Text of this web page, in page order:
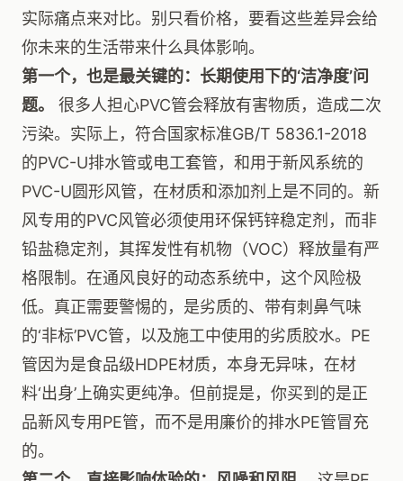
实际痛点来对比。别只看价格，要看这些差异会给
你未来的生活带来什么具体影响。
第一个，也是最关键的：长期使用下的‘洁净度’问
题。
很多人担心PVC管会释放有害物质，造成二次
污染。实际上，符合国家标准GB/T 5836.1-2018
的PVC-U排水管或电工套管，和用于新风系统的
PVC-U圆形风管，在材质和添加剂上是不同的。新
风专用的PVC风管必须使用环保钙锌稳定剂，而非
铅盐稳定剂，其挥发性有机物（VOC）释放量有严
格限制。在通风良好的动态系统中，这个风险极
低。真正需要警惕的，是劣质的、带有刺鼻气味
的‘非标’PVC管，以及施工中使用的劣质胶水。PE
管因为是食品级HDPE材质，本身无异味，在材
料‘出身’上确实更纯净。但前提是，你买到的是正
品新风专用PE管，而不是用廉价的排水PE管冒充
的。